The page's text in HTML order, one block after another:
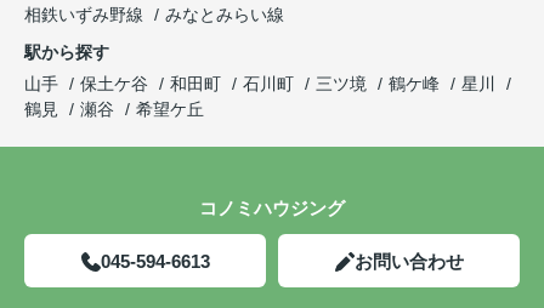
相鉄いずみ野線
みなとみらい線
駅から探す
山手
保土ケ谷 和田町 石川町 三ツ境 鶴ケ峰
星川
鶴見
瀬谷 希望ケ丘
コノミハウジング
045-594-6613 お問い合わせ